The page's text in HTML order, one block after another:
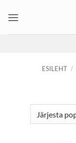
ESILEHT /